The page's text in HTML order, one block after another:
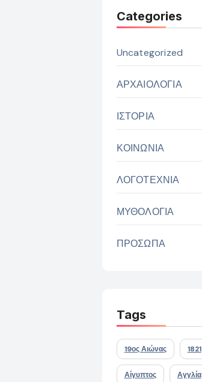
Categories
Uncategorized
ΑΡΧΑΙΟΛΟΓΙΑ
ΙΣΤΟΡΙΑ
ΚΟΙΝΩΝΙΑ
ΛΟΓΟΤΕΧΝΙΑ
ΜΥΘΟΛΟΓΙΑ
ΠΡΟΣΩΠΑ
Tags
19ος Αιώνας 1821
Αίγυπτος Αγγλία